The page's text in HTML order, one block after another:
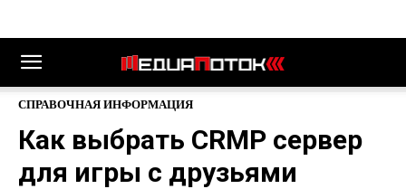
СПРАВОЧНАЯ ИНФОРМАЦИЯ
Как выбрать CRMP сервер
для игры с друзьями